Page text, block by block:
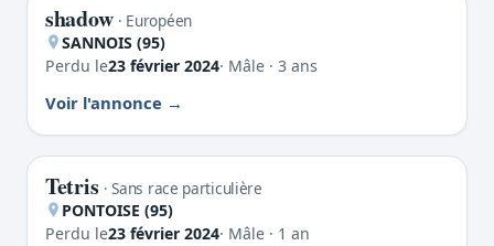
PERDU
shadow · Européen
SANNOIS (95)
Perdu le23 février 2024· Mâle · 3 ans
Voir l'annonce
PERDU
Tetris · Sans race particulière
PONTOISE (95)
Perdu le23 février 2024· Mâle · 1 an